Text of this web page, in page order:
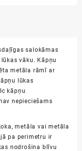
salokāmas
vāku. Kāpņu
metāla rāmī ar
lūkas
kāpņu
nepieciešams
metāla vai metāla
pa perimetru ir
nodrošina blīvu